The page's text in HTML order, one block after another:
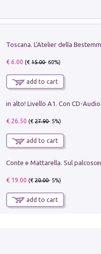
Toscana. L'Atelier della
€ 6.00 (€15.00- 60%)
add to cart
€ 26.50 (€27.90- 5%)
add to cart
€ 19.00 (€20.00- 5%)
add to cart